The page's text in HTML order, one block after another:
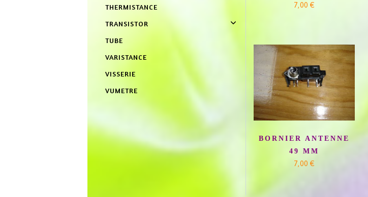
THERMISTANCE
TRANSISTOR
TUBE
VARISTANCE
VISSERIE
VUMETRE
7,00 €
BORNIER ANTENNE
49 MM
7,00 €